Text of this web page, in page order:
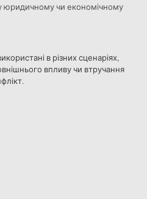
юридичному чи економічному
в різних сценаріях,
впливу чи втручання